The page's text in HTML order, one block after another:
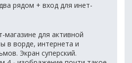
рядом + вход для инет-
магазине для активной
в ворде, интернета и
Экран суперский.